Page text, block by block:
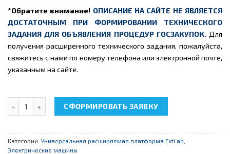
*Обратите внимание! ОПИСАНИЕ НА САЙТЕ НЕ ЯВЛЯЕТСЯ
ДОСТАТОЧНЫМ ПРИ ФОРМИРОВАНИИ ТЕХНИЧЕСКОГО
ЗАДАНИЯ ДЛЯ ОБЪЯВЛЕНИЯ ПРОЦЕДУР ГОСЗАКУПОК. Для
получения расширенного технического задания, пожалуйста,
свяжитесь с нами по номеру телефона или электронной почте,
указанным на сайте.
Количество товара Набор сменных панелей НТЦ-06 ExtLab
СФОРМИРОВАТЬ ЗАЯВКУ
Категории: Универсальная расширяемая платформа ExtLab
Электрические машины